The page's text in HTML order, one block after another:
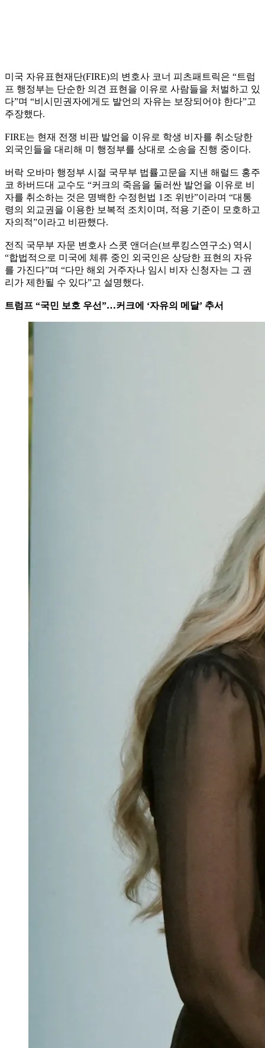
미국 자유표현재단(FIRE)의 변호사 코너 피츠패트릭은 “트럼
프 행정부는 단순한 의견 표현을 이유로 사람들을 처벌하고 있
다”며 “비시민권자에게도 발언의 자유는 보장되어야 한다”고
주장했다.
FIRE는 현재 전쟁 비판 발언을 이유로 학생 비자를 취소당한
외국인들을 대리해 미 행정부를 상대로 소송을 진행 중이다.
버락 오바마 행정부 시절 국무부 법률고문을 지낸 해럴드 홍주
코 하버드대 교수도 “커크의 죽음을 둘러싼 발언을 이유로 비
자를 취소하는 것은 명백한 수정헌법 1조 위반”이라며 “대통
령의 외교권을 이용한 보복적 조치이며, 적용 기준이 모호하고
자의적”이라고 비판했다.
전직 국무부 자문 변호사 스콧 앤더슨(브루킹스연구소) 역시
“합법적으로 미국에 체류 중인 외국인은 상당한 표현의 자유
를 가진다”며 “다만 해외 거주자나 임시 비자 신청자는 그 권
리가 제한될 수 있다”고 설명했다.
트럼프 “국민 보호 우선”…커크에 ‘자유의 메달’ 추서